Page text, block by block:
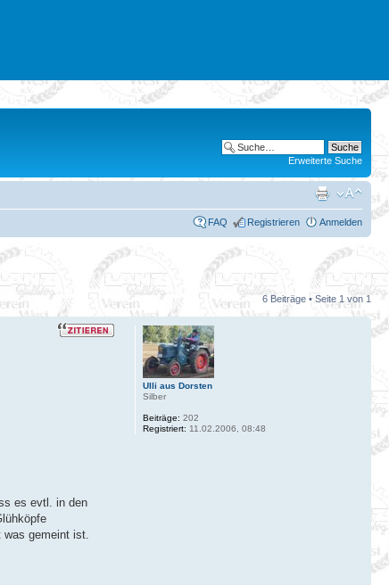
Erweiterte Suche
FAQ Registrieren Anmelden
6 Beiträge • Seite 1 von 1
es evtl. in den
was gemeint ist.
Ulli aus Dorsten
Silber
Beiträge: 202
Registriert: 11.02.2006, 08:48